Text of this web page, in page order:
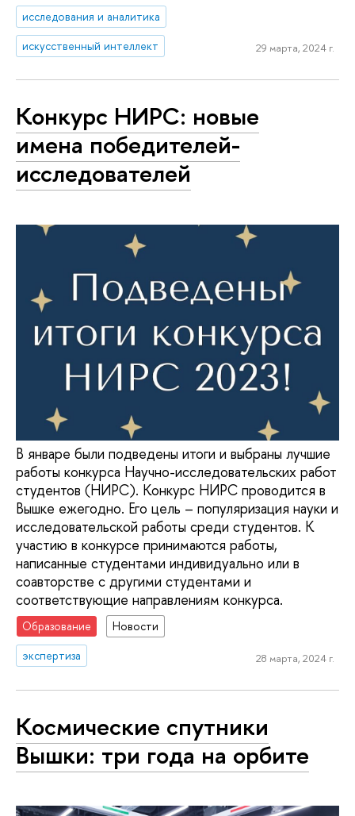
исследования и аналитика
искусственный интеллект
29 марта, 2024 г.
Конкурс НИРС: новые
имена победителей-
исследователей
В январе были подведены итоги и выбраны лучшие
работы конкурса Научно-исследовательских работ
студентов (НИРС). Конкурс НИРС проводится в
Вышке ежегодно. Его цель – популяризация науки и
исследовательской работы среди студентов. К
участию в конкурсе принимаются работы,
написанные студентами индивидуально или в
соавторстве с другими студентами и
соответствующие направлениям конкурса.
Образование
Новости
экспертиза
28 марта, 2024 г.
Космические спутники
Вышки: три года на орбите